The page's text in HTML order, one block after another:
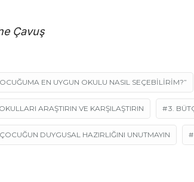
Çavuş
EN UYGUN OKULU NASIL SEÇEBILIRIM?”
ARAŞTIRIN VE KARŞILAŞTIRIN 3.
DUYGUSAL HAZIRLIĞINI UNUTMAYIN